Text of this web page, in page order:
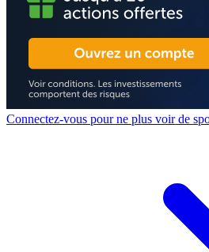
Connectez-vous pour ne plus voir de